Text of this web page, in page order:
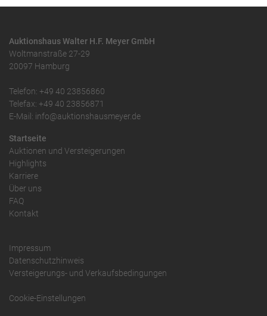
Auktionshaus Walter H.F. Meyer GmbH
Woltmanstraße 27-29
20097 Hamburg
Telefon: +49 40 23856860
Telefax: +49 40 23856871
E-Mail: info@auktionshausmeyer.de
Startseite
Auktionen und Versteigerungen
Highlights
Karriere
Über uns
FAQ
Kontakt
Impressum
Datenschutzhinweis
Versteigerungs- und Verkaufsbedingungen
Cookie-Einstellungen